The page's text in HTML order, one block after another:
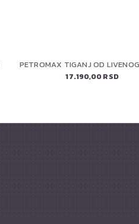
17.190,00 RSD